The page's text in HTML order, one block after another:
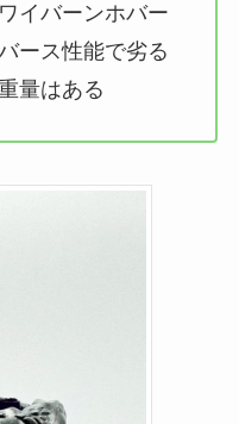
イバーンホバー
ース性能で劣る
量はある